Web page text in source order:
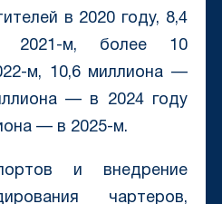
в 2020 году, 8,4
м, более 10
м, 10,6 миллиона —
— в 2024 году
— в 2025-м.
и внедрение
чартеров,